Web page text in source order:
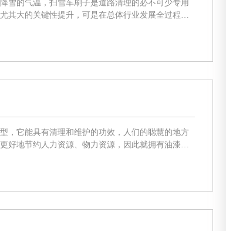
雪的气温，扫雪车刷子是道路清理的必不可少专用
其大的关键性提升，可是在总体行业发展全过程
，它能具有清理和维护的功效，人们的聪慧的地方
地节约人力资源、物力资源，因此就拥有油漆刷